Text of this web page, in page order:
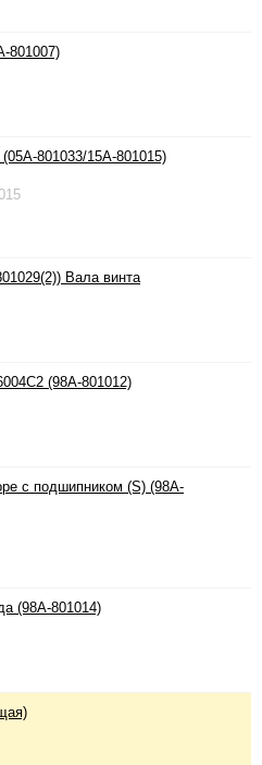
801007)
801033/15A-801015)
Вала винта
(98A-801012)
с подшипником (S) (98A-
(98A-801014)